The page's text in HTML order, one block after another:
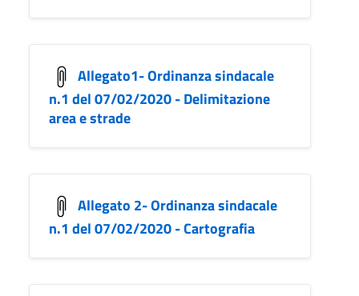
Allegato1- Ordinanza sindacale
n.1 del 07/02/2020 - Delimitazione
area e strade
Allegato 2- Ordinanza sindacale
n.1 del 07/02/2020 - Cartografia